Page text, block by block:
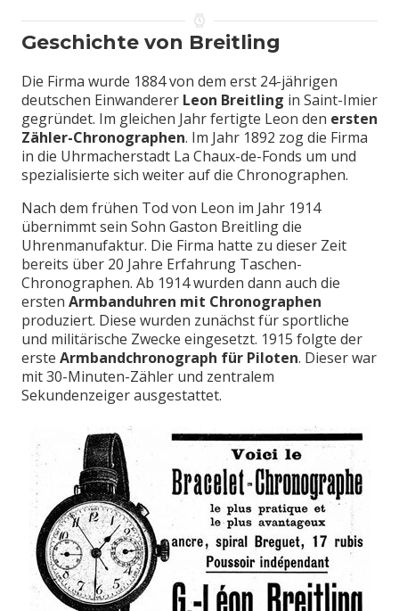
Geschichte von Breitling
Die Firma wurde 1884 von dem erst 24-jährigen
deutschen Einwanderer Leon Breitling in Saint-Imier
gegründet. Im gleichen Jahr fertigte Leon den ersten
Zähler-Chronographen. Im Jahr 1892 zog die Firma
in die Uhrmacherstadt La Chaux-de-Fonds um und
spezialisierte sich weiter auf die Chronographen.
Nach dem frühen Tod von Leon im Jahr 1914
übernimmt sein Sohn Gaston Breitling die
Uhrenmanufaktur. Die Firma hatte zu dieser Zeit
bereits über 20 Jahre Erfahrung Taschen-
Chronographen. Ab 1914 wurden dann auch die
ersten Armbanduhren mit Chronographen
produziert. Diese wurden zunächst für sportliche
und militärische Zwecke eingesetzt. 1915 folgte der
erste Armbandchronograph für Piloten. Dieser war
mit 30-Minuten-Zähler und zentralem
Sekundenzeiger ausgestattet.